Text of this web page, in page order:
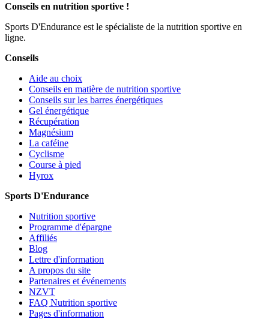
Conseils en nutrition sportive !
Sports D'Endurance est le spécialiste de la nutrition sportive en
ligne.
Conseils
Aide au choix
Conseils en matière de nutrition sportive
Conseils sur les barres énergétiques
Gel énergétique
Récupération
Magnésium
La caféine
Cyclisme
Course à pied
Hyrox
Sports D'Endurance
Nutrition sportive
Programme d'épargne
Affiliés
Blog
Lettre d'information
A propos du site
Partenaires et événements
NZVT
FAQ Nutrition sportive
Pages d'information